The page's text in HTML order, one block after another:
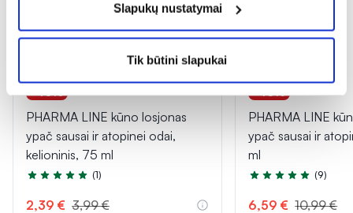
Slapukų nustatymai
Tik būtini slapukai
PHARMA LINE kūno losjonas
ypač sausai ir atopinei odai,
kelioninis, 75 ml
Įvertinimas 5.0 iš 5
(1)
2,39 € 3,99 €
PHARMA LINE
ypač sausai ir
ml
Įvertinimas 5.0 iš 5
(9)
6,59 € 10,99 €